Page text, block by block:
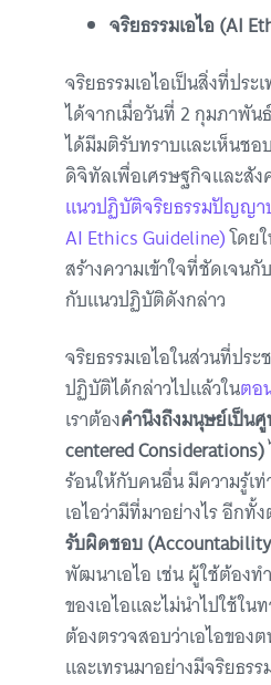
จริยธรรมเอไอ (AI
จริยธรรมเอไอเป็นสิ่งที่ปร
ได้จากเมื่อวันที่ 2 กุมภาพั
ได้มีมติรับทราบและเห็นชอ
ดิจิทัลเพื่อเศรษฐกิจและสัง
แนวปฏิบัติจริยธรรมปัญญา
AI Ethics Guideline)โดย
สร้างความเข้าใจที่ชัดเจน
กับแนวปฏิบัติดังกล่าว
จริยธรรมเอไอในส่วนที่ประ
ปฏิบัติได้กล่าวไปแล้วในตอ
เราต้องคำนึงถึงมนุษย์เป็น
centered Considerations)
ร้อนให้กับคนอื่น มีความรู้เ
เอไอว่ามีที่มาอย่างไร อีก
รับผิดชอบ
พัฒนาเอไอ เช่น ผู้ใช้ต้องท
ของเอไอและไม่นำไปใช้ใ
ต้องตรวจสอบว่าเอไอของ
และเทรนมาอย่างมีจริยธรร